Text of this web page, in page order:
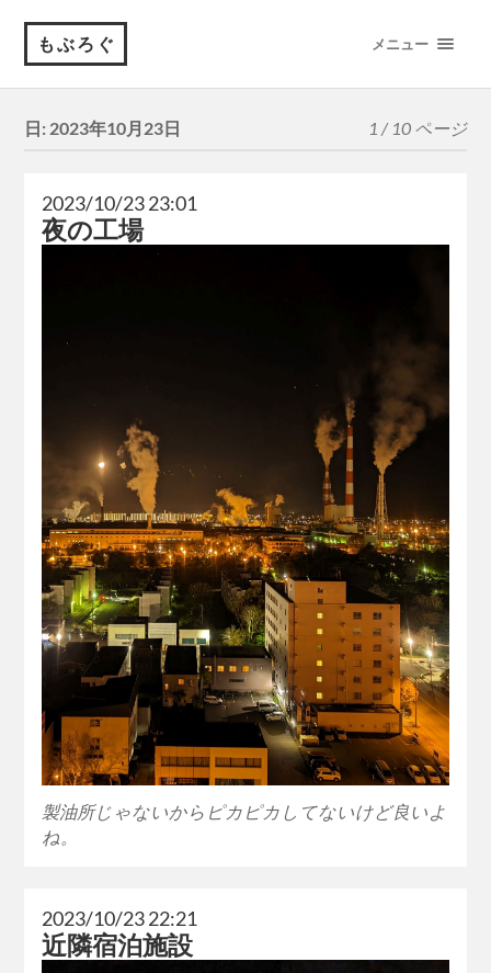
もぶろぐ メニュー
日: 2023年10月23日 1 / 10 ページ
2023/10/23 23:01
夜の工場
製油所じゃないからピカピカしてないけど良いよ
ね。
2023/10/23 22:21
近隣宿泊施設